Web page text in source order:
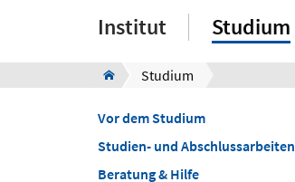
Institut Studium
Studium
Vor dem Studium
Studien- und Abschlussarbeiten
Beratung & Hilfe